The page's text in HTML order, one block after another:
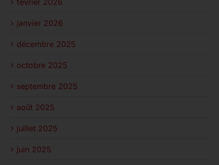
février 2026
janvier 2026
décembre 2025
octobre 2025
septembre 2025
août 2025
juillet 2025
juin 2025